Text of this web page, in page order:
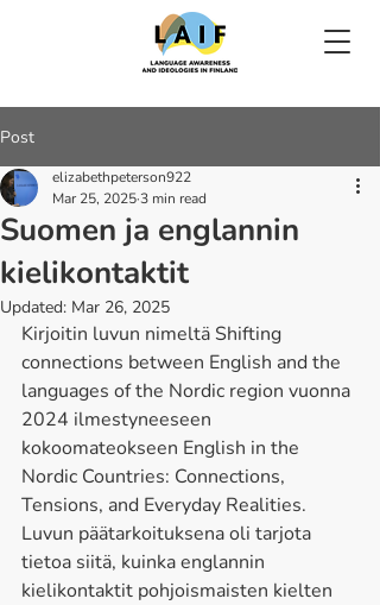
Post
Suomen ja englannin
kielikontaktit
elizabethpeterson922
Mar 25, 20253 min read
Updated: Mar 26, 2025
Kirjoitin luvun nimeltä Shifting
connections between English and the
languages of the Nordic region vuonna
2024 ilmestyneeseen
kokoomateokseen English in the
Nordic Countries: Connections,
Tensions, and Everyday Realities.
Luvun päätarkoituksena oli tarjota
tietoa siitä, kuinka englannin
kielikontaktit pohjoismaisten kielten